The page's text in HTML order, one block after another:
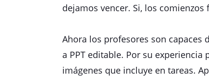
dejamos vencer. Si, los
Ahora los profesores son capaces
a PPT editable. Por su
imágenes que incluye en tareas.